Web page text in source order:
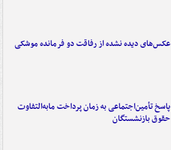
عکس‌های دیده نشده از رفاقت دو فرمانده‌ موشکی
پاسخ تأمین‌اجتماعی به زمان پرداخت مابه‌التفاوت
حقوق بازنشستگان